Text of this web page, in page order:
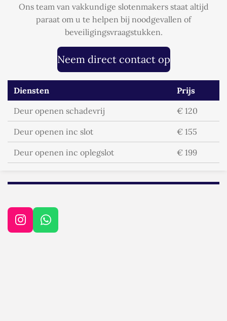
Ons team van vakkundige slotenmakers staat altijd
paraat om u te helpen bij noodgevallen of
beveiligingsvraagstukken.
Neem direct contact op
Diensten
Prijs
Deur openen schadevrij
€ 120
Deur openen inc slot € 155
Deur openen inc oplegslot € 199
I
W